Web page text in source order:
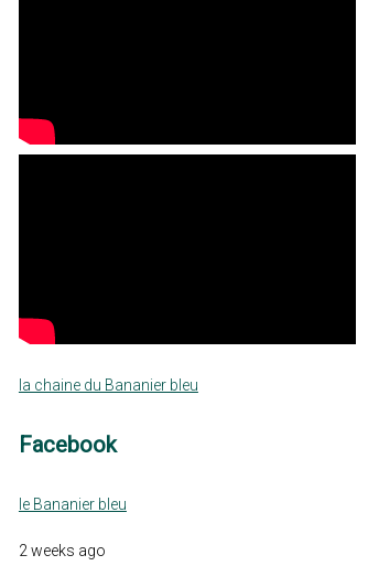
la chaine du Bananier bleu
Facebook
le Bananier bleu
2 weeks ago